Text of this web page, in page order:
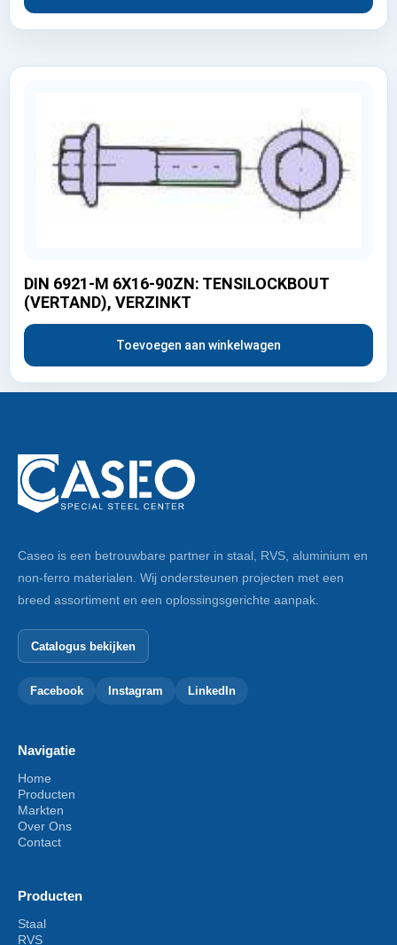
DIN 6921-M 6X16-90ZN: TENSILOCKBOUT
(VERTAND), VERZINKT
Toevoegen aan winkelwagen
Caseo is een betrouwbare partner in staal, RVS, aluminium en
non-ferro materialen. Wij ondersteunen projecten met een
breed assortiment en een oplossingsgerichte aanpak.
Catalogus bekijken
Facebook Instagram LinkedIn
Navigatie
Home
Producten
Markten
Over Ons
Contact
Producten
Staal
RVS